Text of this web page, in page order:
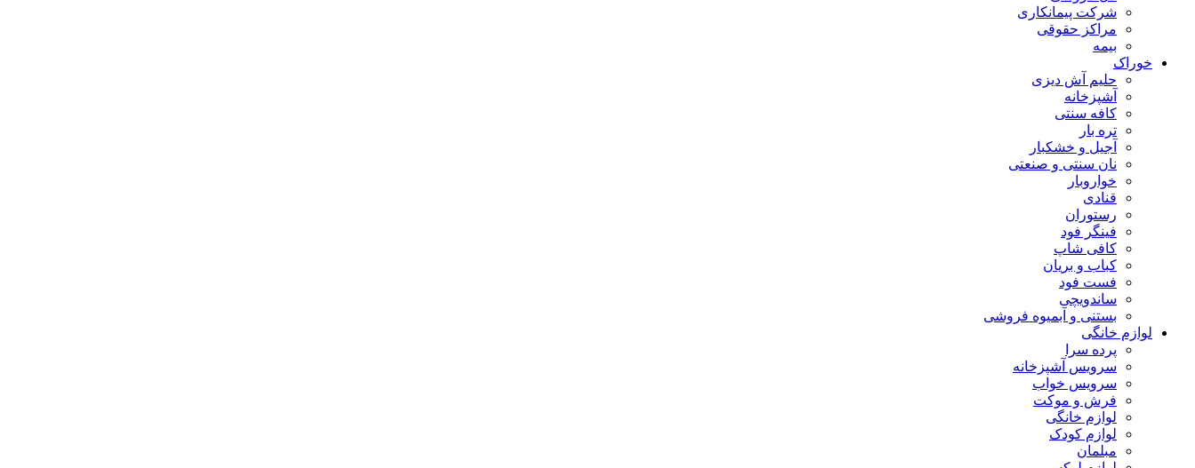
شرکت پیمانکاری
مراکز حقوقی
بیمه
خوراک
حلیم آش دیزی
آشپزخانه
کافه سنتی
تره بار
آجیل و خشکبار
نان سنتی و صنعتی
خواروبار
قنادی
رستوران
فینگر فود
کافی شاپ
کباب و بریان
فست فود
ساندویچی
بستنی و آبمیوه فروشی
لوازم خانگی
پرده سرا
سرویس آشپزخانه
سرویس خواب
فرش و موکت
لوازم خانگی
لوازم کودک
مبلمان